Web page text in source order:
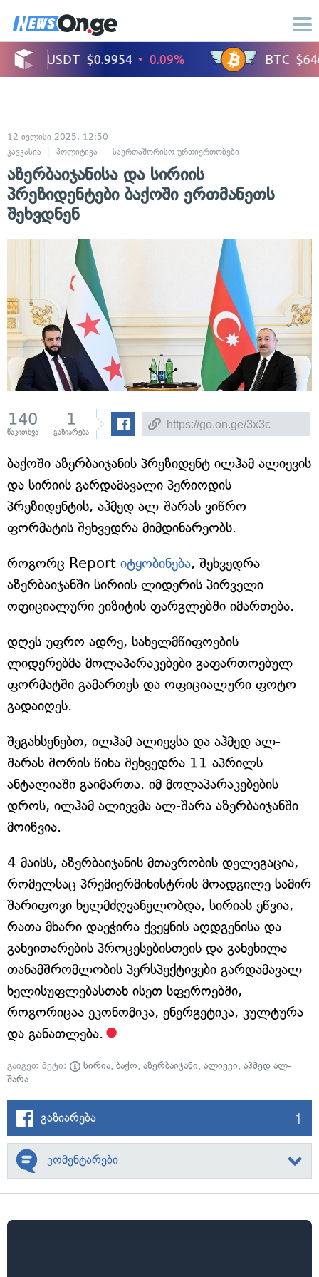
12 ივლისი 2025, 12:50
კავკასია
პოლიტიკა საერთაშორისო ურთიერთობები
აზერბაიჯანისა და სირიის
პრეზიდენტები ბაქოში ერთმანეთს
შეხვდნენ
140
წაკითხვა
1
გაზიარება
ბაქოში აზერბაიჯანის პრეზიდენტ ილჰამ ალიევის
და სირიის გარდამავალი პერიოდის
პრეზიდენტის, აჰმედ ალ-შარას ვიწრო
ფორმატის შეხვედრა მიმდინარეობს.
როგორც Report იტყობინება, შეხვედრა
აზერბაიჯანში სირიის ლიდერის პირველი
ოფიციალური ვიზიტის ფარგლებში იმართება.
დღეს უფრო ადრე, სახელმწიფოების
ლიდერებმა მოლაპარაკებები გაფართოებულ
ფორმატში გამართეს და ოფიციალური ფოტო
გადაიღეს.
შეგახსენებთ, ილჰამ ალიევსა და აჰმედ ალ-
შარას შორის წინა შეხვედრა 11 აპრილს
ანტალიაში გაიმართა. იმ მოლაპარაკებების
დროს, ილჰამ ალიევმა ალ-შარა აზერბაიჯანში
მოიწვია.
4 მაისს, აზერბაიჯანის მთავრობის დელეგაცია,
რომელსაც პრემიერმინისტრის მოადგილე სამირ
შარიფოვი ხელმძღვანელობდა, სირიას ეწვია,
რათა მხარი დაეჭირა ქვეყნის აღდგენისა და
განვითარების პროცესებისთვის და განეხილა
თანამშრომლობის პერსპექტივები გარდამავალ
ხელისუფლებასთან ისეთ სფეროებში,
როგორიცაა ეკონომიკა, ენერგეტიკა, კულტურა
და განათლება.
გაიგეთ მეტი: სირია, ბაქო, აზერბაიჯანი, ალიევი, აჰმედ ალ-
შარა
გაზიარება 1
კომენტარები